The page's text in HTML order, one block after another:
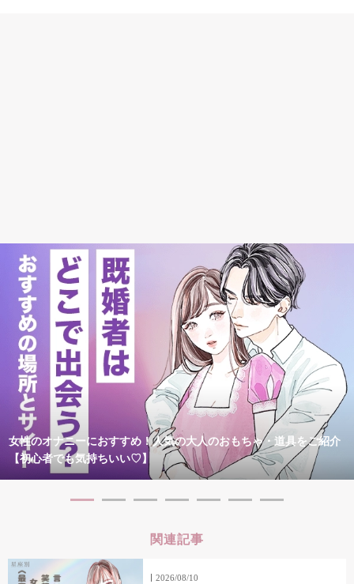
女性のオナニーにおすすめ！人気の大人のおもちゃ・道具をご紹介
【初心者でも気持ちいい♡】
関連記事
2026/08/10